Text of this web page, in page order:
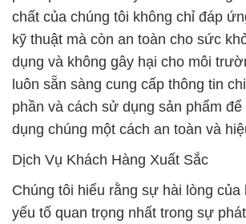
chất của chúng tôi không chỉ đáp
kỹ thuật mà còn an toàn cho sức
dụng và không gây hại cho môi
luôn sẵn sàng cung cấp thông tin
phần và cách sử dụng sản phẩm
dụng chúng một cách an toàn và
Dịch Vụ Khách Hàng Xuất Sắc
Chúng tôi hiểu rằng sự hài lòng của
yếu tố quan trọng nhất trong sự